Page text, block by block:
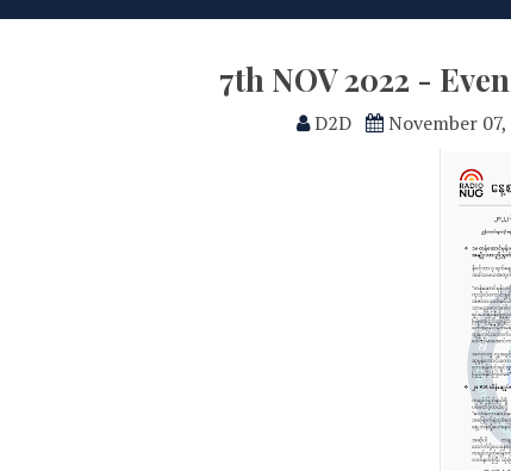
7th NOV 2022 -
D2D November